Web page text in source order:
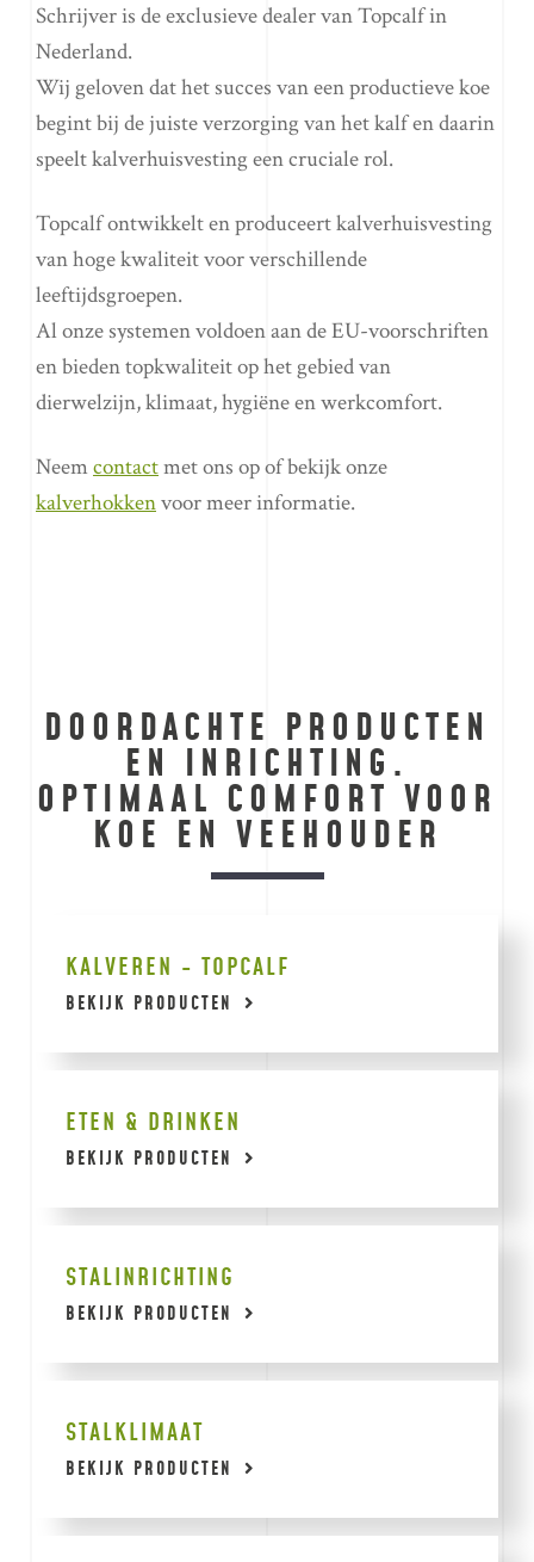
Schrijver is de exclusieve dealer van Topcalf in
Nederland.
Wij geloven dat het succes van een productieve koe
begint bij de juiste verzorging van het kalf en daarin
speelt kalverhuisvesting een cruciale rol.
Topcalf ontwikkelt en produceert kalverhuisvesting
van hoge kwaliteit voor verschillende
leeftijdsgroepen.
Al onze systemen voldoen aan de EU-voorschriften
en bieden topkwaliteit op het gebied van
dierwelzijn, klimaat, hygiëne en werkcomfort.
Neemcontactmet ons op of bekijk onze
kalverhokkenvoor meer informatie.
DOORDACHTE PRODUCTEN
EN INRICHTING.
OPTIMAAL COMFORT VOOR
KOE EN VEEHOUDER
KALVEREN - TOPCALF
BEKIJK PRODUCTEN
ETEN & DRINKEN
BEKIJK PRODUCTEN
STALINRICHTING
BEKIJK PRODUCTEN
STALKLIMAAT
BEKIJK PRODUCTEN